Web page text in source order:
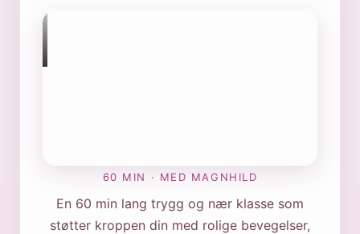
60 MIN · MED MAGNHILD
En 60 min lang trygg og nær klasse som
støtter kroppen din med rolige bevegelser,